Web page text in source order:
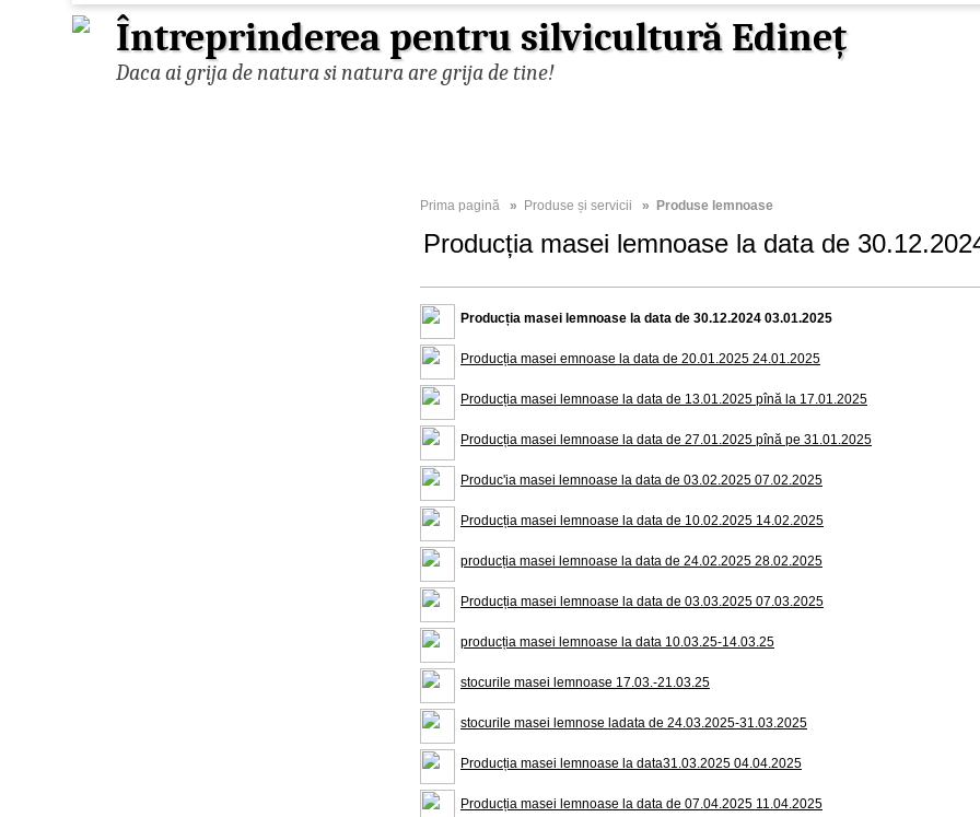
Întreprinderea pentru silvicultură Edineț
Daca ai grija de natura si natura are grija de tine!
Prima pagină » Produse și servicii » Produse lemnoase
Producția masei lemnoase la data de
Producția masei lemnoase la data de 30.12.2024 03.01.2025
Producția masei emnoase la data de 20.01.2025 24.01.2025
Producția masei lemnoase la data de 13.01.2025 pînă la 17.01.2025
Producția masei lemnoase la data de 27.01.2025 pînă pe 31.01.2025
Produc'ia masei lemnoase la data de 03.02.2025 07.02.2025
Producția masei lemnoase la data de 10.02.2025 14.02.2025
producția masei lemnoase la data de 24.02.2025 28.02.2025
Producția masei lemnoase la data de 03.03.2025 07.03.2025
producția masei lemnoase la data 10.03.25-14.03.25
stocurile masei lemnoase 17.03.-21.03.25
stocurile masei lemnose ladata de 24.03.2025-31.03.2025
Producția masei lemnoase la data31.03.2025 04.04.2025
Producția masei lemnoase la data de 07.04.2025 11.04.2025